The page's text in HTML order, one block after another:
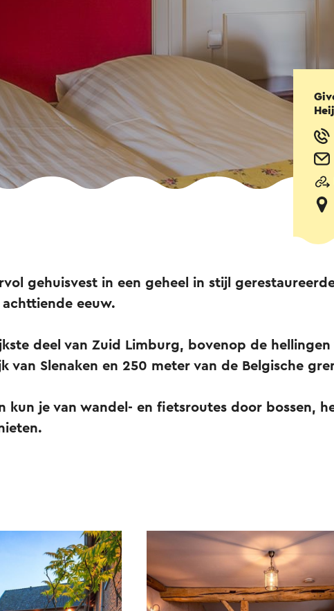
gehuisvest in een geheel in stijl
eeuw.
deel van Zuid Limburg, bovenop de hellingen
van Slenaken en 250 meter van de Belgische
kun je van wandel- en fietsroutes door bossen,